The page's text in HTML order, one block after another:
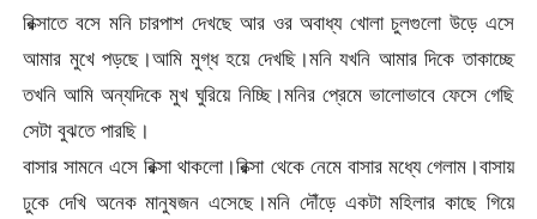
রিক্সাতে বসে মনি চারপাশ দেখছে আর ওর অবাধ্য খোলা চুলগুলো উড়ে এসে
আমার মুখে পড়ছে।আমি মুগ্ধ হয়ে দেখছি।মনি যখনি আমার দিকে তাকাচ্ছে
তখনি আমি অন্যদিকে মুখ ঘুরিয়ে নিচ্ছি।মনির প্রেমে ভালোভাবে ফেসে গেছি
সেটা বুঝতে পারছি।
বাসার সামনে এসে রিক্সা থাকলো।রিক্সা থেকে নেমে বাসার মধ্যে গেলাম।বাসায়
ঢুকে দেখি অনেক মানুষজন এসেছে।মনি দৌঁড়ে একটা মহিলার কাছে গিয়ে